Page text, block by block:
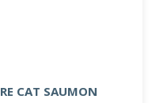
CAT SAUMON